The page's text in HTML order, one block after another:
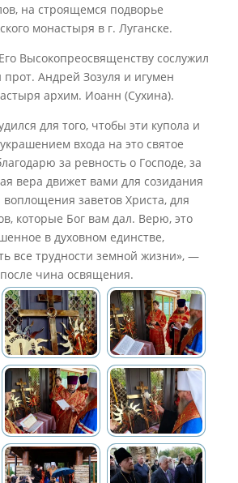
на строящемся подворье
монастыря в г. Луганске.
Высокопреосвященству сослужил
прот. Андрей Зозуля и игумен
архим. Иоанн (Сухина).
для того, чтобы эти купола и
входа на это святое
за ревность о Господе, за
вера движет вами для созидания
заветов Христа, для
которые Бог вам дал. Верю, это
в духовном единстве,
все трудности земной жизни», —
чина освящения.